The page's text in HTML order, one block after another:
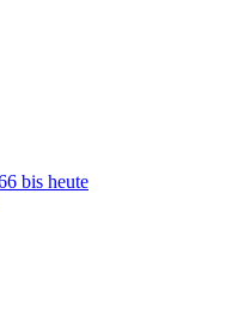
bis heute